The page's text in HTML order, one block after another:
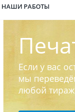
НАШИ РАБОТЫ
Если у вас
мы
любой